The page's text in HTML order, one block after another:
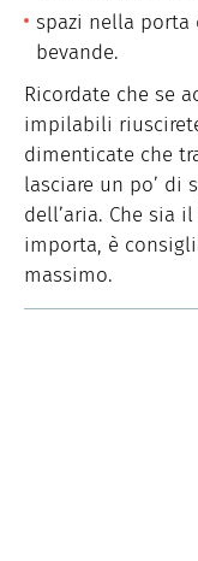
spazi nella porta
bevande.
Ricordate che se
impilabili
dimenticate che
lasciare un po’ di
dell’aria. Che sia
importa, è
massimo.